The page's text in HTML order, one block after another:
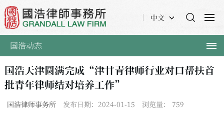
中文
国浩动态
国浩天津圆满完成“津甘青律师行业对口帮扶首
批青年律师结对培养工作”
国浩律师事务所 发布日期：2024-01-15 浏览量： 759